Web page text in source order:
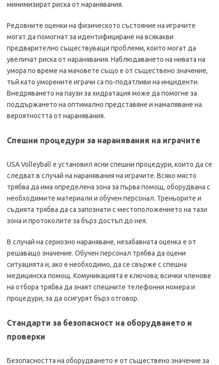
минимизират риска от наранявания.
Редовните оценки на физическото състояние на играчите
могат да помогнат за идентифициране на всякакви
предварително съществуващи проблеми, които могат да
увеличат риска от наранявания. Наблюдаването на нивата на
умора по време на мачовете също е от съществено значение,
тъй като уморените играчи са по-податливи на инциденти.
Внедряването на паузи за хидратация може да помогне за
поддържането на оптимално представяне и намаляване на
вероятността от наранявания.
Спешни процедури за наранявания на играчите
USA Volleyball е установил ясни спешни процедури, които да се
следват в случай на наранявания на играчите. Всяко място
трябва да има определена зона за първа помощ, оборудвана с
необходимите материали и обучен персонал. Треньорите и
съдията трябва да са запознати с местоположението на тази
зона и протоколите за бърз достъп до нея.
В случай на сериозно нараняване, незабавната оценка е от
решаващо значение. Обучен персонал трябва да оцени
ситуацията и, ако е необходимо, да се свърже с спешна
медицинска помощ. Комуникацията е ключова; всички членове
на отбора трябва да знаят спешните телефонни номера и
процедури, за да осигурят бърз отговор.
Стандарти за безопасност на оборудването и
проверки
Безопасността на оборудването е от съществено значение за